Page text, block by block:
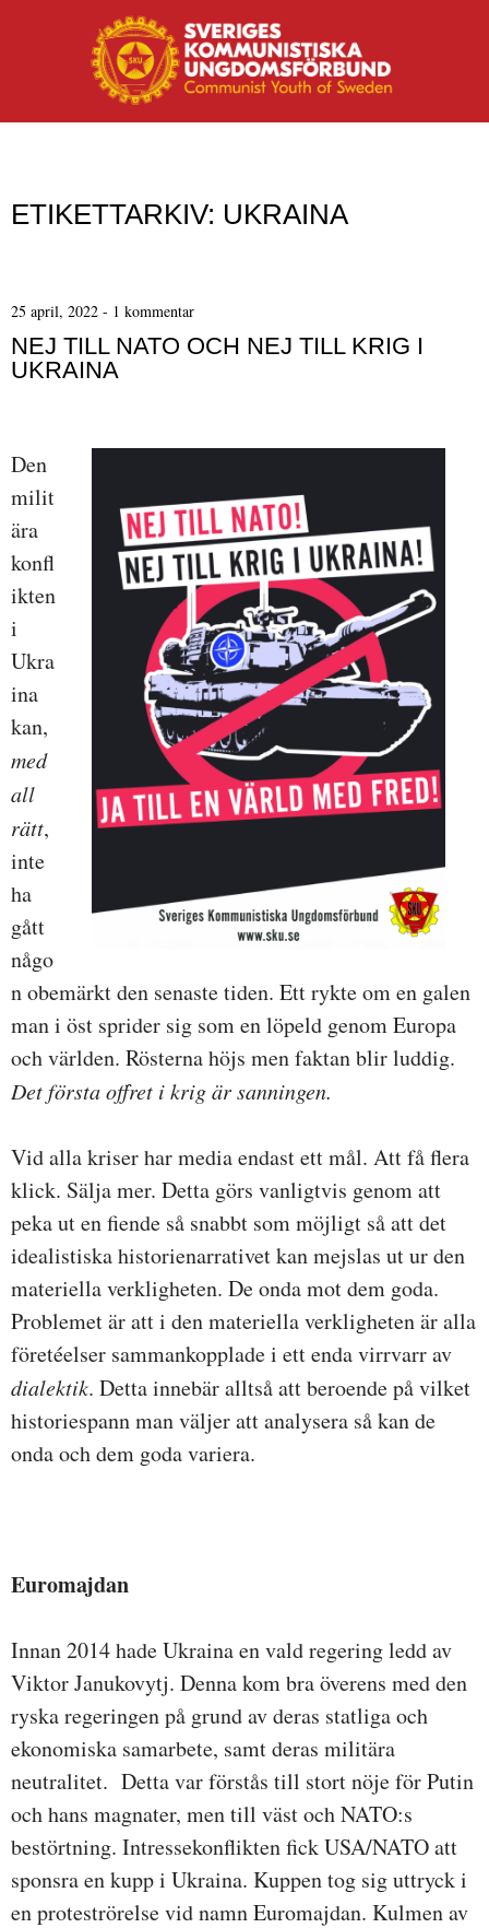
Hoppa till innehåll
ETIKETTARKIV: UKRAINA
25 april, 2022 - 1 kommentar
NEJ TILL NATO OCH NEJ TILL KRIG I
UKRAINA
Den
milit
ära
konfl
ikten
i
Ukra
ina
kan,
med
all
rätt,
inte
ha
gått
någo
n obemärkt den senaste tiden. Ett rykte om en galen
man i öst sprider sig som en löpeld genom Europa
och världen. Rösterna höjs men faktan blir luddig.
Det första offret i krig är sanningen.
Vid alla kriser har media endast ett mål. Att få flera
klick. Sälja mer. Detta görs vanligtvis genom att
peka ut en fiende så snabbt som möjligt så att det
idealistiska historienarrativet kan mejslas ut ur den
materiella verkligheten. De onda mot dem goda.
Problemet är att i den materiella verkligheten är alla
företéelser sammankopplade i ett enda virrvarr av
dialektik. Detta innebär alltså att beroende på vilket
historiespann man väljer att analysera så kan de
onda och dem goda variera.
Euromajdan
Innan 2014 hade Ukraina en vald regering ledd av
Viktor Janukovytj. Denna kom bra överens med den
ryska regeringen på grund av deras statliga och
ekonomiska samarbete, samt deras militära
neutralitet. Detta var förstås till stort nöje för Putin
och hans magnater, men till väst och NATO:s
bestörtning. Intressekonflikten fick USA/NATO att
sponsra en kupp i Ukraina. Kuppen tog sig uttryck i
en proteströrelse vid namn Euromajdan. Kulmen av